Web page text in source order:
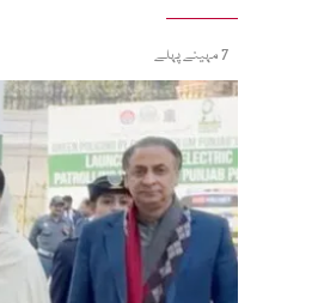
7 مہینے پہلے